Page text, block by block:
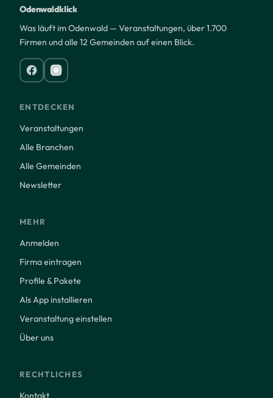
Odenwaldklick
Was läuft im Odenwald — Veranstaltungen, über 1.700
Firmen und alle 12 Gemeinden auf einen Blick.
ENTDECKEN
Veranstaltungen
Alle Branchen
Alle Gemeinden
Newsletter
MEHR
Anmelden
Firma eintragen
Profile & Pakete
Als App installieren
Veranstaltung einstellen
Über uns
RECHTLICHES
Kontakt